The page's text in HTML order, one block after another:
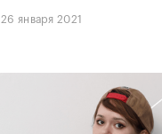
26 января 2021